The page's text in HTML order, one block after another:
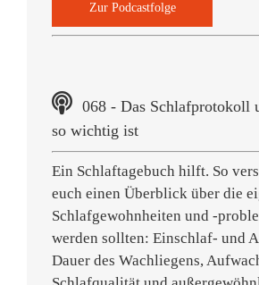
Zur Podcastfolge
068 - Das Schlafprotokoll
so wichtig ist
Ein Schlaftagebuch hilft. So
euch einen Überblick über die
Schlafgewohnheiten und -
werden sollten: Einschlaf- und
Dauer des Wachliegens,